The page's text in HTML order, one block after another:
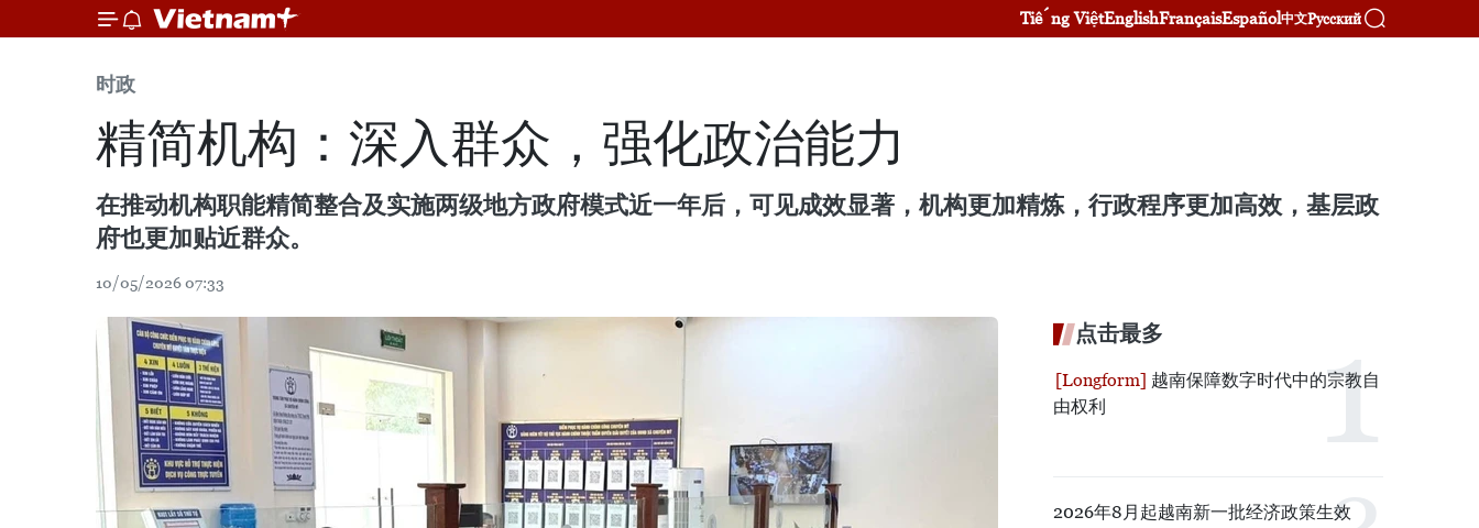
Tiếng ViệtEnglishFrançaisEspañol中文Русский
时政
精简机构：深入群众，强化政治能力
在推动机构职能精简整合及实施两级地方政府模式近一年后，可见成效显著，机构更加精炼，行政程序更加高效，基层政
府也更加贴近群众。
10/05/2026 07:33
点击最多
越南保障数字时代中的宗教自
由权利
2026年8月起越南新一批经济政策生效